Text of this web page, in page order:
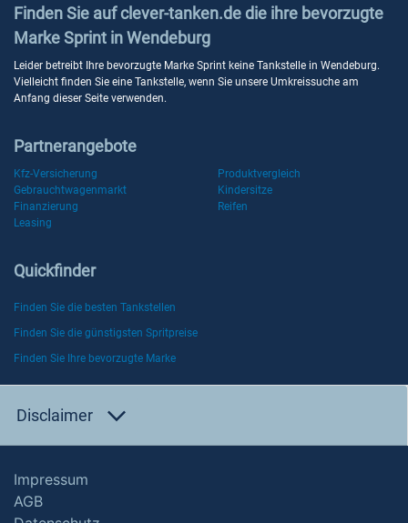
Finden Sie auf clever-tanken.de die ihre bevorzugte
Marke Sprint in Wendeburg
Leider betreibt Ihre bevorzugte Marke Sprint keine Tankstelle in Wendeburg.
Vielleicht finden Sie eine Tankstelle, wenn Sie unsere Umkreissuche am
Anfang dieser Seite verwenden.
Partnerangebote
Kfz-Versicherung
Produktvergleich
Gebrauchtwagenmarkt
Kindersitze
Finanzierung
Reifen
Leasing
Quickfinder
Finden Sie die besten Tankstellen
Finden Sie die günstigsten Spritpreise
Finden Sie Ihre bevorzugte Marke
Disclaimer
Impressum
AGB